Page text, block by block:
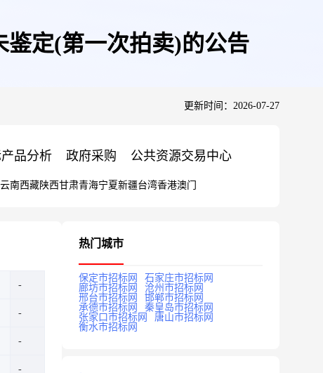
鉴定(第一次拍卖)的公告
更新时间：2026-07-27
品分析 政府采购 公共资源交易中心
云南西藏陕西甘肃青海宁夏新疆台湾香港澳门
热门城市
保定市招标网
石家庄市招标网
廊坊市招标网
沧州市招标网
邢台市招标网
邯郸市招标网
承德市招标网
秦皇岛市招标网
张家口市招标网
唐山市招标网
衡水市招标网